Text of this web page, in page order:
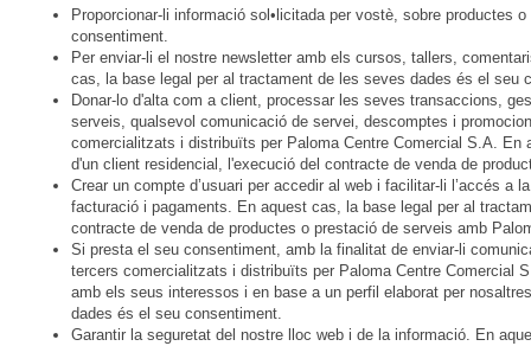
Proporcionar-li informació sol•licitada per vostè, sobre
consentiment.
Per enviar-li el nostre newsletter amb els cursos, tallers,
cas, la base legal per al tractament de les seves dades és el seu
Donar-lo d'alta com a client, processar les seves transaccions,
serveis, qualsevol comunicació de servei, descomptes i
comercialitzats i distribuïts per Paloma Centre Comercial S.A.
d'un client residencial, l'execució del contracte de venda de
Crear un compte d’usuari per accedir al web i facilitar-li l’accés
facturació i pagaments. En aquest cas, la base legal per al
contracte de venda de productes o prestació de serveis amb
Si presta el seu consentiment, amb la finalitat de enviar-li
tercers comercialitzats i distribuïts per Paloma Centre Comercial
amb els seus interessos i en base a un perfil elaborat per
dades és el seu consentiment.
Garantir la seguretat del nostre lloc web i de la informació. En